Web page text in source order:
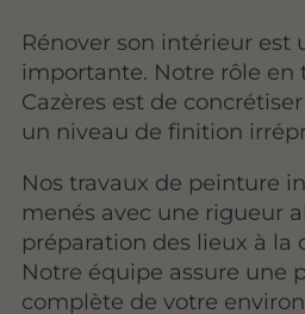
Rénover son intérieur est
importante. Notre rôle en
Cazères est de
un niveau de finition
Nos travaux de peinture
menés avec une rigueur
préparation des lieux à la
Notre équipe assure une
complète de votre